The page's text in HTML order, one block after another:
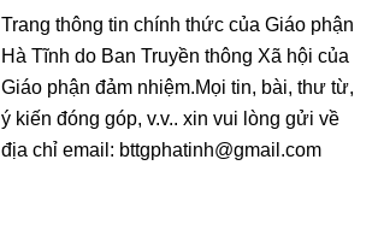
Trang thông tin chính thức của Giáo phận
Hà Tĩnh do Ban Truyền thông Xã hội của
Giáo phận đảm nhiệm.Mọi tin, bài, thư từ,
ý kiến đóng góp, v.v.. xin vui lòng gửi về
địa chỉ email: bttgphatinh@gmail.com